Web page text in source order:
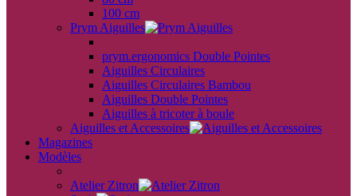
100 cm
Prym Aiguilles
prym.ergonomics Double Pointes
Aiguilles Circulaires
Aiguilles Circulaires Bambou
Aiguilles Double Pointes
Aiguilles à tricoter à boule
Aiguilles et Accessoires
Magazines
Modèles
Atelier Zitron